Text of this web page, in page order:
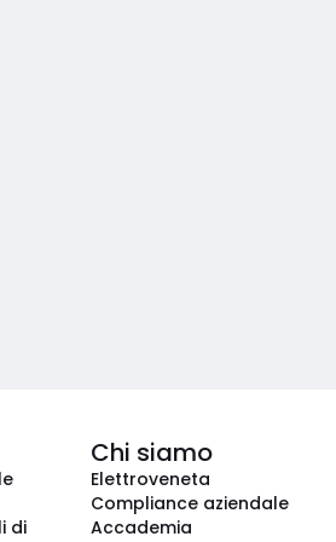
di
Chi siamo
Elettroveneta
Compliance aziendale
Accademia